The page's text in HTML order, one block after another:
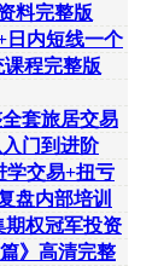
料完整版
日内短线一个
程完整版
套旅居交易
门到进阶
学交易+扭亏
盘内部培训
期权冠军投资
》高清完整